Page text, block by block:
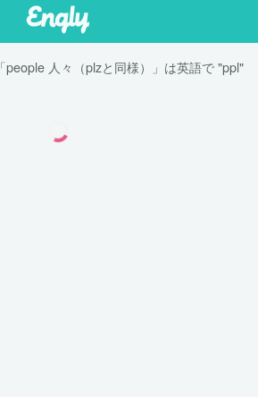
「people 人々（plzと同様）」は英語で "ppl"